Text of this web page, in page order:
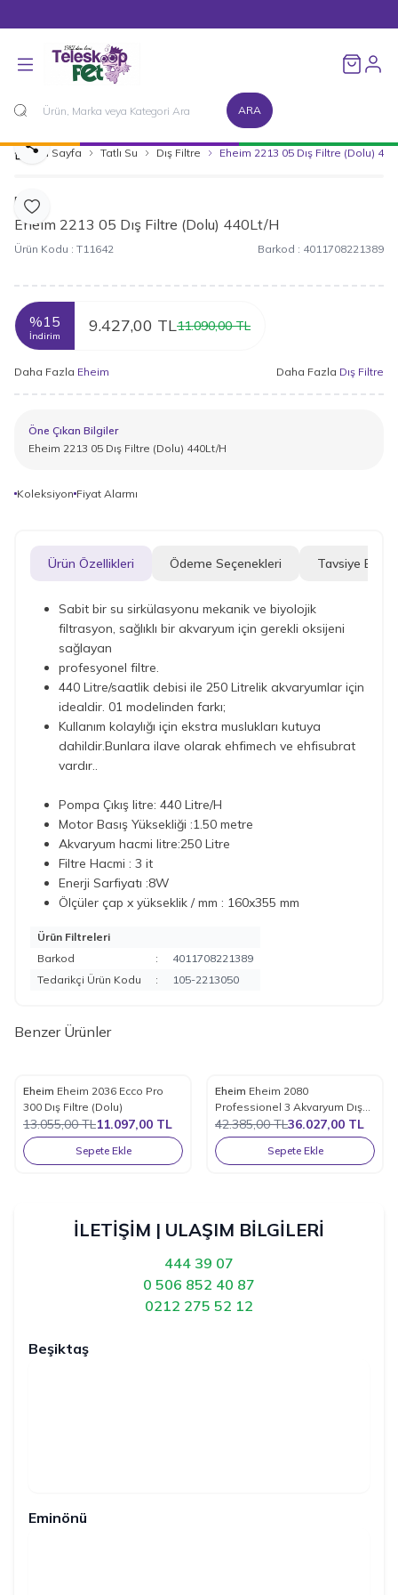
ARA
Ana Sayfa Tatlı Su Dış Filtre Eheim 2213 05 Dış Filtre (Dolu)
Favoriye Ekle
Paylaş
Eheim
Eheim 2213 05 Dış Filtre (Dolu) 440Lt/H
Ürün Kodu : T11642 Barkod : 4011708221389
%15
İndirim
9.427,00 TL11.090,00TL
Daha Fazla Eheim Daha Fazla Dış Filtre
Öne Çıkan Bilgiler
Eheim 2213 05 Dış Filtre (Dolu) 440Lt/H
Koleksiyon Fiyat Alarmı
Ürün Özellikleri Ödeme Seçenekleri Tavsiye Et
Sabit bir su sirkülasyonu mekanik ve biyolojik
filtrasyon, sağlıklı bir akvaryum için gerekli oksijeni
sağlayan
profesyonel filtre.
440 Litre/saatlik debisi ile 250 Litrelik akvaryumlar için
idealdir. 01 modelinden farkı;
Kullanım kolaylığı için ekstra muslukları kutuya
dahildir.Bunlara ilave olarak ehfimech ve ehfisubrat
vardır..
Pompa Çıkış litre: 440 Litre/H
Motor Basış Yüksekliği :1.50 metre
Akvaryum hacmi litre:250 Litre
Filtre Hacmi : 3 it
Enerji Sarfiyatı :8W
Ölçüler çap x yükseklik / mm : 160x355 mm
Ürün Filtreleri
Barkod
:
4011708221389
Tedarikçi Ürün Kodu
: 105-2213050
Benzer Ürünler
%15
Favorilere Ekle
Eheim Eheim 2036 Ecco Pro
300 Dış Filtre (Dolu)
13.055,00TL11.097,00 TL
Sepete Ekle
%15
Favorilere Ekle
Eheim Eheim 2080
Professionel 3 Akvaryum Dış
Filtresi 1700 Litre / Saat
42.385,00TL36.027,00 TL
Sepete Ekle
İLETİŞİM | ULAŞIM BİLGİLERİ
444 39 07
0 506 852 40 87
0212 275 52 12
Beşiktaş
Eminönü